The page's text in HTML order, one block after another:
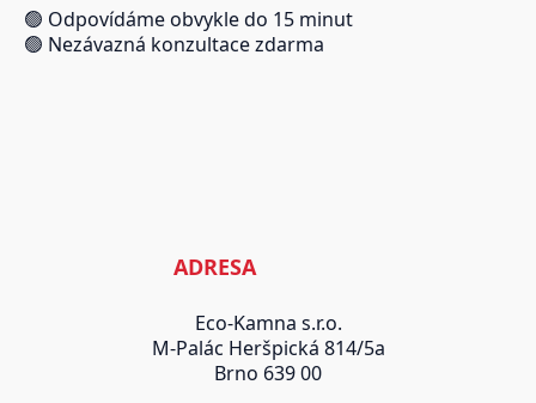
🟢 Odpovídáme obvykle do 15 minut
🟢 Nezávazná konzultace zdarma
ADRESA
Eco-Kamna s.r.o.
M-Palác Heršpická 814/5a
Brno 639 00